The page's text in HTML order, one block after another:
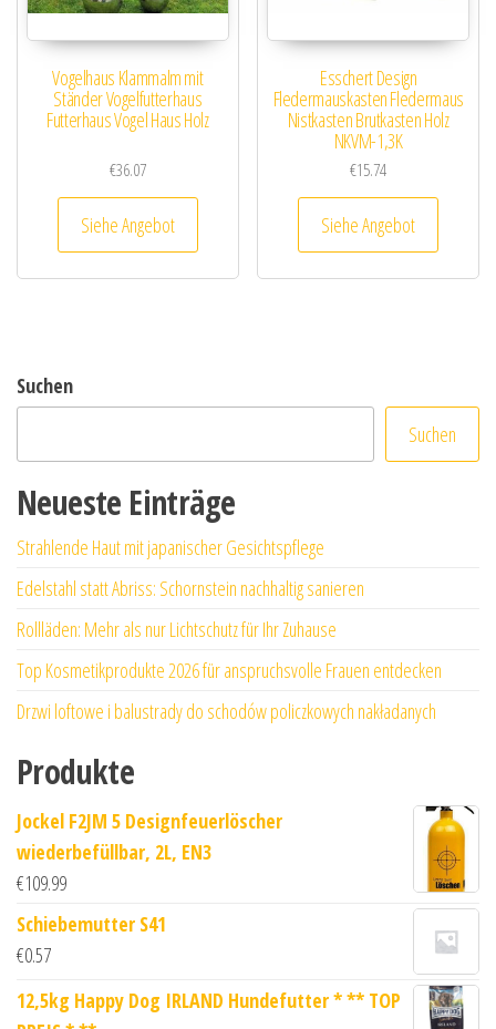
Vogelhaus Klammalm mit
Ständer Vogelfutterhaus
Futterhaus Vogel Haus Holz
€36.07
Siehe Angebot
Esschert Design
Fledermauskasten Fledermaus
Nistkasten Brutkasten Holz
NKVM-1,3K
€15.74
Siehe Angebot
Suchen
Suchen
Neueste Einträge
Strahlende Haut mit japanischer Gesichtspflege
Edelstahl statt Abriss: Schornstein nachhaltig sanieren
Rollläden: Mehr als nur Lichtschutz für Ihr Zuhause
Top Kosmetikprodukte 2026 für anspruchsvolle Frauen entdecken
Drzwi loftowe i balustrady do schodów policzkowych nakładanych
Produkte
Jockel F2JM 5 Designfeuerlöscher
wiederbefüllbar, 2L, EN3
€109.99
Schiebemutter S41
€0.57
12,5kg Happy Dog IRLAND Hundefutter * ** TOP